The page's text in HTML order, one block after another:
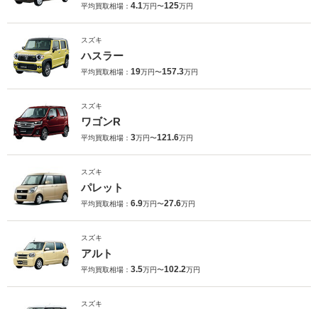
平均買取相場： 4.1万円〜125万円
スズキ
ハスラー
平均買取相場： 19万円〜157.3万円
スズキ
ワゴンR
平均買取相場： 3万円〜121.6万円
スズキ
パレット
平均買取相場： 6.9万円〜27.6万円
スズキ
アルト
平均買取相場： 3.5万円〜102.2万円
スズキ